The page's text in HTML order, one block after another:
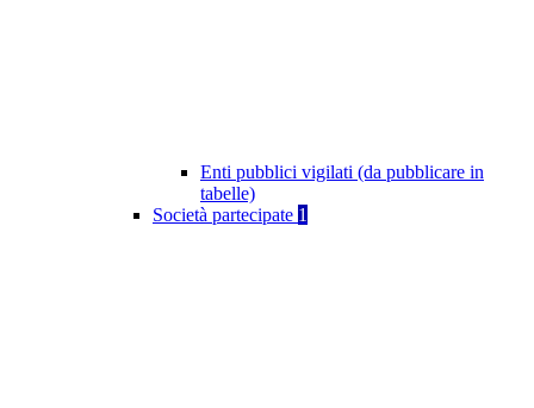
Enti pubblici vigilati (da pubblicare in
tabelle)
Società partecipate 1